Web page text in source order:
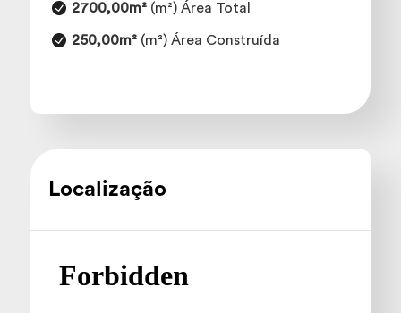
2700,00m²(m²) Área Total
250,00m²(m²) Área Construída
Localização